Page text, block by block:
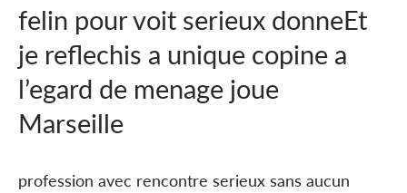
felin pour voit serieux donneEt
je reflechis a unique copine a
l’egard de menage joue
Marseille
profession avec rencontre serieux sans aucun